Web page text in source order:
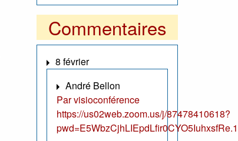
Commentaires
8 février
André Bellon
Par visioconférence
https://us02web.zoom.us/j/87478410618?